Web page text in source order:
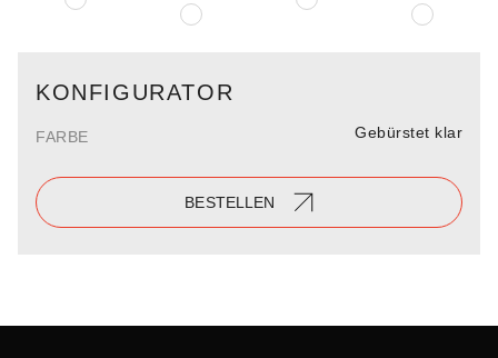
KONFIGURATOR
FARBE Gebürstet klar
BESTELLEN